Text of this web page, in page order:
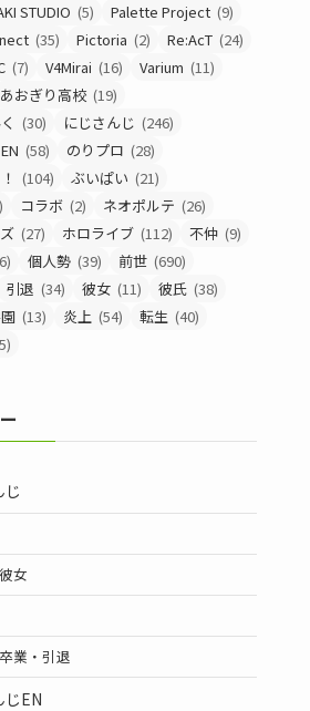
STUDIO (5) Palette Project (9)
(35) Pictoria (2) Re:AcT (24)
(7) V4Mirai (16) Varium (11)
あおぎり高校 (19)
(30) にじさんじ (246)
(58) のりプロ (28)
(104) ぶいぱい (21)
コラボ (2) ネオポルテ (26)
(27) ホロライブ (112) 不仲 (9)
個人勢 (39) 前世 (690)
引退 (34) 彼女 (11) 彼氏 (38)
(13) 炎上 (54) 転生 (40)
じ
女
業・引退
じEN